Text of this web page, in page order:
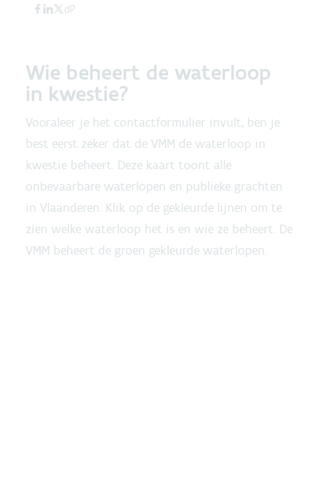
Wie beheert de waterloop
in kwestie?
Vooraleer je het contactformulier invult, ben je
best eerst zeker dat de VMM de waterloop in
kwestie beheert. Deze kaart toont alle
onbevaarbare waterlopen en publieke grachten
in Vlaanderen. Klik op de gekleurde lijnen om te
zien welke waterloop het is en wie ze beheert. De
VMM beheert de groen gekleurde waterlopen.